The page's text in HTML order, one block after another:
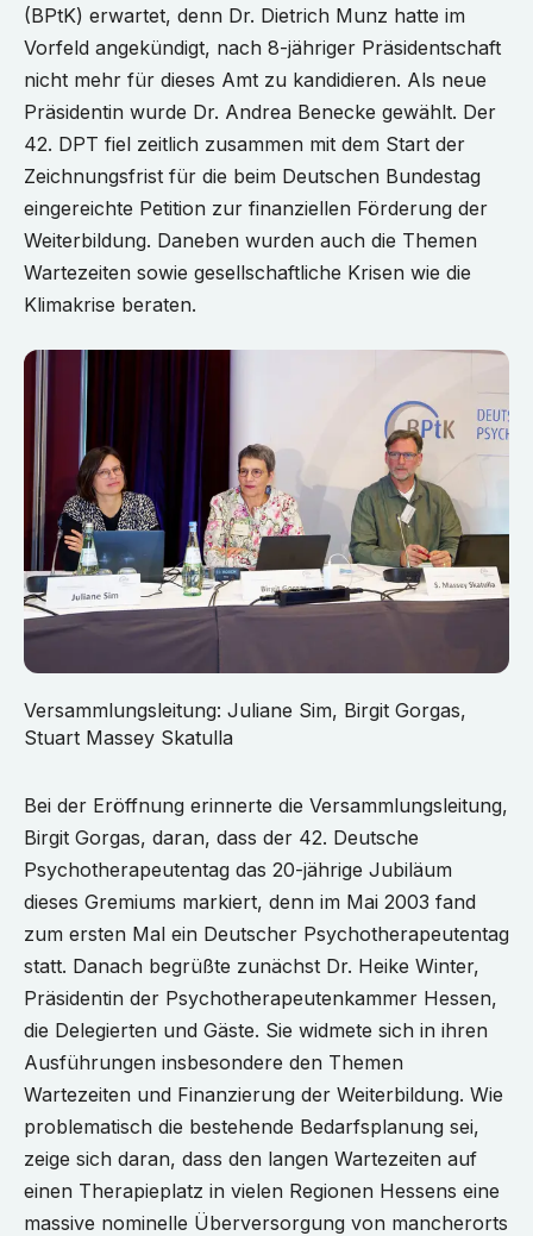
(BPtK) erwartet, denn Dr. Dietrich Munz hatte im
Vorfeld angekündigt, nach 8-jähriger Präsidentschaft
nicht mehr für dieses Amt zu kandidieren. Als neue
Präsidentin wurde Dr. Andrea Benecke gewählt. Der
42. DPT fiel zeitlich zusammen mit dem Start der
Zeichnungsfrist für die beim Deutschen Bundestag
eingereichte Petition zur finanziellen Förderung der
Weiterbildung. Daneben wurden auch die Themen
Wartezeiten sowie gesellschaftliche Krisen wie die
Klimakrise beraten.
Versammlungsleitung: Juliane Sim, Birgit Gorgas,
Stuart Massey Skatulla
Bei der Eröffnung erinnerte die Versammlungsleitung,
Birgit Gorgas, daran, dass der 42. Deutsche
Psychotherapeutentag das 20-jährige Jubiläum
dieses Gremiums markiert, denn im Mai 2003 fand
zum ersten Mal ein Deutscher Psychotherapeutentag
statt. Danach begrüßte zunächst Dr. Heike Winter,
Präsidentin der Psychotherapeutenkammer Hessen,
die Delegierten und Gäste. Sie widmete sich in ihren
Ausführungen insbesondere den Themen
Wartezeiten und Finanzierung der Weiterbildung. Wie
problematisch die bestehende Bedarfsplanung sei,
zeige sich daran, dass den langen Wartezeiten auf
einen Therapieplatz in vielen Regionen Hessens eine
massive nominelle Überversorgung von mancherorts